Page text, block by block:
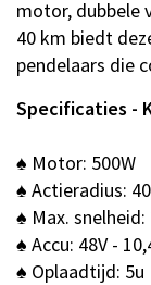
motor, dubbele
40 km biedt
pendelaars die
Specificaties -
♠ Motor: 500W
♠ Actieradius:
♠ Max.
♠ Accu: 48V -
♠ Oplaadtijd: 5u